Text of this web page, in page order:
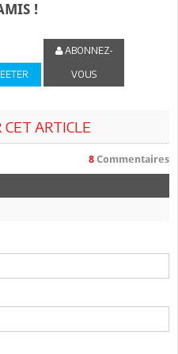
!
ABONNEZ-
VOUS
ARTICLE
8 Commentaires